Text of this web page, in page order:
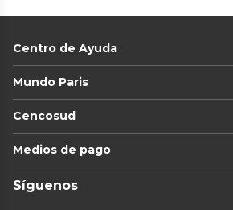
Centro de Ayuda
Mundo Paris
Cencosud
Medios de pago
Síguenos